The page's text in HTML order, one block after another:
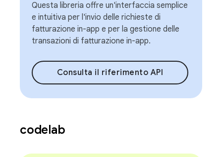
Questa libreria offre un'interfaccia semplice
e intuitiva per l'invio delle richieste di
fatturazione in-app e per la gestione delle
transazioni di fatturazione in-app.
Consulta il riferimento API
codelab